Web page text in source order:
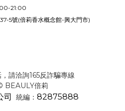
21:00
5號(倍莉香水概念館-興大門市)
請洽詢165反詐騙專線
BEAULY倍莉
司 統編： 82875888